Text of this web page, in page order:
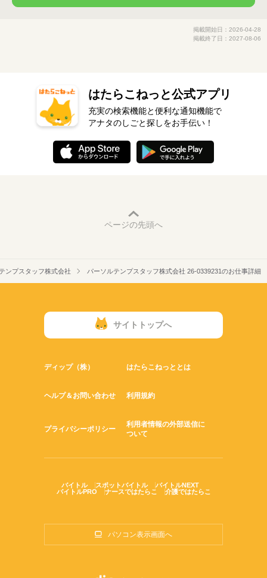
掲載開始日：2026-04-28
掲載終了日：2027-08-06
はたらこねっと公式アプリ
充実の検索機能と便利な通知機能で
アナタのしごと探しをお手伝い！
ページの先頭へ
ンプスタッフ株式会社 パーソルテンプスタッフ株式会社 26-0339231のお仕事詳細
サイトトップへ
ディップ（株） はたらこねっととは
ヘルプ＆お問い合わせ 利用規約
プライバシーポリシー
利用者情報の外部送信に
ついて
バイトル スポットバイトル
バイトルNEXT
バイトルPRO
ナースではたらこ 介護ではたらこ
パソコン表示画面へ